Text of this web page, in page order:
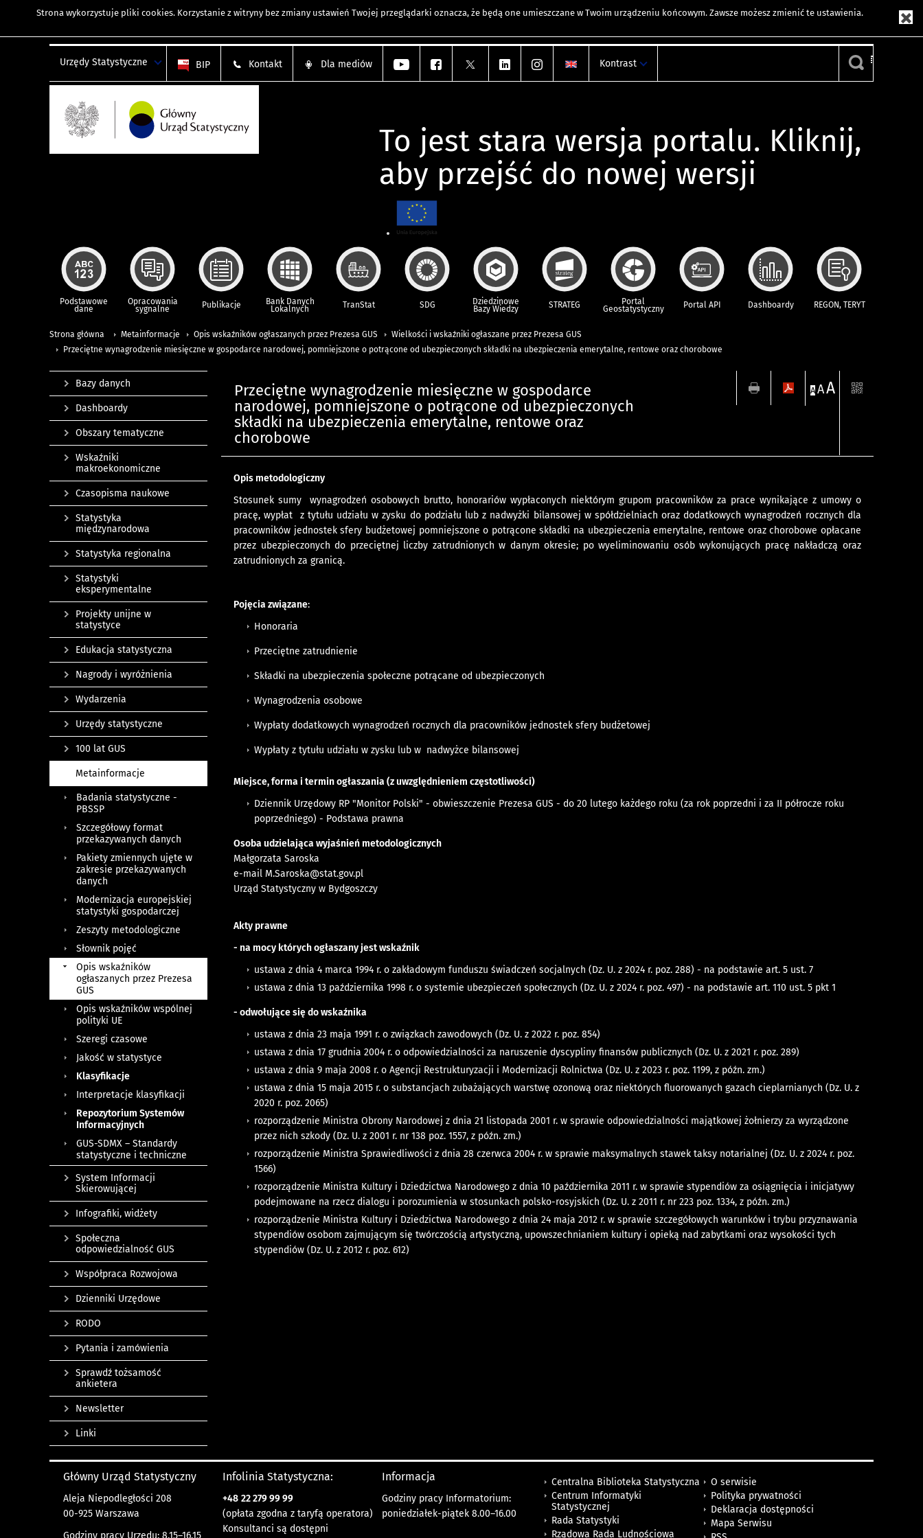
Strona wykorzystuje pliki cookies. Korzystanie z witryny bez zmiany ustawień Twojej przeglądarki oznacza, że będą one umieszczane w Twoim urządzeniu końcowym. Zawsze możesz zmienić te ustawienia.
Urzędy Statystyczne BIP Kontakt Dla mediów Kontrast
To jest stara wersja portalu. Kliknij,
aby przejść do nowej wersji
Podstawowe
dane
Opracowania
sygnalne Publikacje Bank Danych
Lokalnych TranStat SDG Dziedzinowe
Bazy Wiedzy STRATEG Portal
Geostatystyczny Portal API Dashboardy REGON, TERYT
Strona główna Metainformacje Opis wskaźników ogłaszanych przez Prezesa GUS
Wielkości i wskaźniki ogłaszane przez Prezesa GUS
Przeciętne wynagrodzenie miesięczne w gospodarce narodowej, pomniejszone o potrącone od ubezpieczonych składki na ubezpieczenia emerytalne, rentowe oraz chorobowe
Przeciętne wynagrodzenie miesięczne w gospodarce
narodowej, pomniejszone o potrącone od ubezpieczonych
składki na ubezpieczenia emerytalne, rentowe oraz
chorobowe
A AA
Opis metodologiczny
Stosunek sumy wynagrodzeń osobowych brutto, honorariów wypłaconych niektórym grupom pracowników za prace wynikające z umowy o
pracę, wypłat z tytułu udziału w zysku do podziału lub z nadwyżki bilansowej w spółdzielniach oraz dodatkowych wynagrodzeń rocznych dla
pracowników jednostek sfery budżetowej pomniejszone o potrącone składki na ubezpieczenia emerytalne, rentowe oraz chorobowe opłacane
przez ubezpieczonych do przeciętnej liczby zatrudnionych w danym okresie; po wyeliminowaniu osób wykonujących pracę nakładczą oraz
zatrudnionych za granicą.
Pojęcia związane:
Honoraria
Przeciętne zatrudnienie
Składki na ubezpieczenia społeczne potrącane od ubezpieczonych
Wynagrodzenia osobowe
Wypłaty dodatkowych wynagrodzeń rocznych dla pracowników jednostek sfery budżetowej
Wypłaty z tytułu udziału w zysku lub w nadwyżce bilansowej
Miejsce, forma i termin ogłaszania (z uwzględnieniem częstotliwości)
Dziennik Urzędowy RP "Monitor Polski" -obwieszczenie Prezesa GUS - do 20 lutego każdego roku (za rok poprzedni i za II półrocze roku
poprzedniego) - Podstawa prawna
Osoba udzielająca wyjaśnień metodologicznych
Małgorzata Saroska
e-mail M.Saroska@stat.gov.pl
Urząd Statystyczny w Bydgoszczy
Akty prawne
- na mocy których ogłaszany jest wskaźnik
ustawa z dnia 4 marca 1994 r. o zakładowym funduszu świadczeń socjalnych (Dz. U. z 2024 r. poz. 288) - na podstawie art. 5 ust. 7
ustawa z dnia 13 października 1998 r. o systemie ubezpieczeń społecznych (Dz. U. z 2024 r. poz. 497) - na podstawie art. 110 ust. 5 pkt 1
- odwołujące się do wskaźnika
ustawa z dnia 23 maja 1991 r. o związkach zawodowych (Dz. U. z 2022 r. poz. 854)
ustawa z dnia 17 grudnia 2004 r. o odpowiedzialności za naruszenie dyscypliny finansów publicznych (Dz. U. z 2021 r. poz. 289)
ustawa z dnia 9 maja 2008 r. o Agencji Restrukturyzacji i Modernizacji Rolnictwa (Dz. U. z 2023 r. poz. 1199, z późn. zm.)
ustawa z dnia 15 maja 2015 r. o substancjach zubażających warstwę ozonową oraz niektórych fluorowanych gazach cieplarnianych (Dz. U. z
2020 r. poz. 2065)
rozporządzenie Ministra Obrony Narodowej z dnia 21 listopada 2001 r. w sprawie odpowiedzialności majątkowej żołnierzy za wyrządzone
przez nich szkody (Dz. U. z 2001 r. nr 138 poz. 1557, z późn. zm.)
rozporządzenie Ministra Sprawiedliwości z dnia 28 czerwca 2004 r. w sprawie maksymalnych stawek taksy notarialnej(Dz. U. z 2024 r. poz.
1566)
rozporządzenie Ministra Kultury i Dziedzictwa Narodowego z dnia 10 października 2011 r. w sprawie stypendiów za osiągnięcia i inicjatywy
podejmowane na rzecz dialogu i porozumienia w stosunkach polsko-rosyjskich (Dz. U. z 2011 r. nr 223 poz. 1334, z późn. zm.)
rozporządzenie Ministra Kultury i Dziedzictwa Narodowego z dnia 24 maja 2012 r. w sprawie szczegółowych warunków i trybu przyznawania
stypendiów osobom zajmującym się twórczością artystyczną, upowszechnianiem kultury i opieką nad zabytkami oraz wysokości tych
stypendiów (Dz. U. z 2012 r. poz. 612)
Bazy danych
Dashboardy
Obszary tematyczne
Wskaźniki
makroekonomiczne
Czasopisma naukowe
Statystyka
międzynarodowa
Statystyka regionalna
Statystyki
eksperymentalne
Projekty unijne w
statystyce
Edukacja statystyczna
Nagrody i wyróżnienia
Wydarzenia
Urzędy statystyczne
100 lat GUS
Metainformacje
Badania statystyczne -
PBSSP
Szczegółowy format
przekazywanych danych
Pakiety zmiennych ujęte w
zakresie przekazywanych
danych
Modernizacja europejskiej
statystyki gospodarczej
Zeszyty metodologiczne
Słownik pojęć
Opis wskaźników
ogłaszanych przez Prezesa
GUS
Opis wskaźników wspólnej
polityki UE
Szeregi czasowe
Jakość w statystyce
Klasyfikacje
Interpretacje klasyfikacji
Repozytorium Systemów
Informacyjnych
GUS-SDMX – Standardy
statystyczne i techniczne
System Informacji
Skierowującej
Infografiki, widżety
Społeczna
odpowiedzialność GUS
Współpraca Rozwojowa
Dzienniki Urzędowe
RODO
Pytania i zamówienia
Sprawdź tożsamość
ankietera
Newsletter
Linki
Główny Urząd Statystyczny
Aleja Niepodległości 208
00-925 Warszawa
Infolinia Statystyczna:
+48 22 279 99 99
(opłata zgodna z taryfą operatora)
Konsultanci są dostępni
Informacja
Godziny pracy Informatorium:
poniedziałek-piątek 8.00–16.00
Centralna Biblioteka Statystyczna
Centrum Informatyki
Statystycznej
Rada Statystyki
Rządowa Rada Ludnościowa
O serwisie
Polityka prywatności
Deklaracja dostępności
Mapa Serwisu